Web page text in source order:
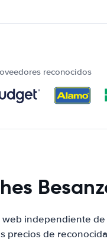
reconocidos
independiente
precios de